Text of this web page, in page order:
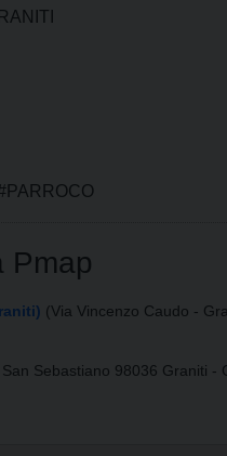
Pmap
(Via Vincenzo Caudo -
Sebastiano 98036 Graniti -